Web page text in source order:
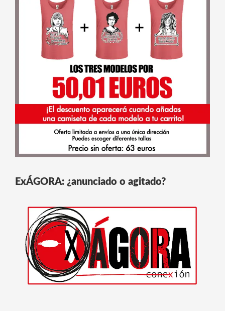
ExÁGORA: ¿anunciado o agitado?